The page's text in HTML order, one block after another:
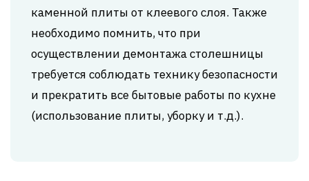
каменной плиты от клеевого слоя. Также
необходимо помнить, что при
осуществлении демонтажа столешницы
требуется соблюдать технику безопасности
и прекратить все бытовые работы по кухне
(использование плиты, уборку и т.д.).